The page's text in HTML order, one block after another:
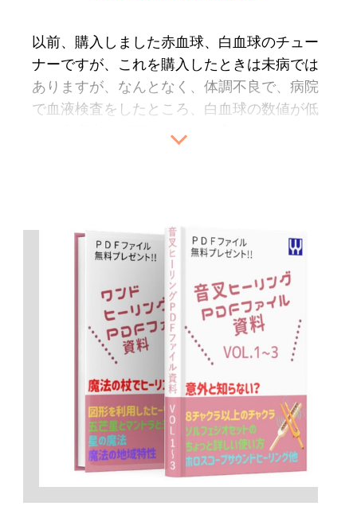
以前、購入しました赤血球、白血球のチュー
ナーですが、 これを購入したときは未病では
ありますが、 なんとなく、体調不良で、病院
で血液検査をしたところ、白血球の数値が低
く、免疫力が低下していると言われました。
した。
上記の2つのチューナーを使用したところ、
不思議な出来事ですが、
後押しするように急
に良くなりました。
まさに心(心の持ちよう)だったのですね。
音叉が心に響いてゆるめてくれて自分の心に
寄り添えた、本当の自分の気持ちに気づけた
ことが状況を好転してくれたと思っておりま
ありがとう御座いました。